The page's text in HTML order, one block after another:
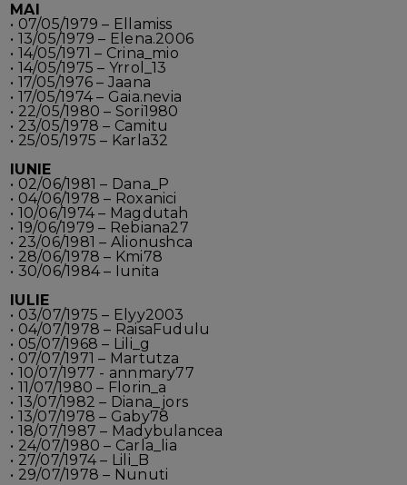
MAI
• 07/05/1979 – Ellamiss
• 13/05/1979 – Elena.2006
• 14/05/1971 – Crina_mio
• 14/05/1975 – Yrrol_13
• 17/05/1976 – Jaana
• 17/05/1974 – Gaia.nevia
• 22/05/1980 – Sori1980
• 23/05/1978 – Camitu
• 25/05/1975 – Karla32
IUNIE
• 02/06/1981 – Dana_P
• 04/06/1978 – Roxanici
• 10/06/1974 – Magdutah
• 19/06/1979 – Rebiana27
• 23/06/1981 – Alionushca
• 28/06/1978 – Kmi78
• 30/06/1984 – Iunita
IULIE
• 03/07/1975 – Elyy2003
• 04/07/1978 – RaisaFudulu
• 05/07/1968 – Lili_g
• 07/07/1971 – Martutza
• 10/07/1977 - annmary77
• 11/07/1980 – Florin_a
• 13/07/1982 – Diana_jors
• 13/07/1978 – Gaby78
• 18/07/1987 – Madybulancea
• 24/07/1980 – Carla_lia
• 27/07/1974 – Lili_B
• 29/07/1978 – Nunuti